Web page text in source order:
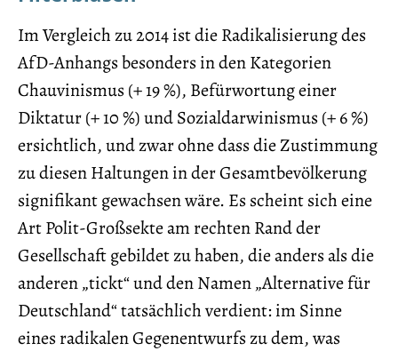
Im Vergleich zu 2014 ist die Radikalisierung des
AfD-Anhangs besonders in den Kategorien
Chauvinismus (+ 19 %), Befürwortung einer
Diktatur (+ 10 %) und Sozialdarwinismus (+ 6 %)
ersichtlich, und zwar ohne dass die Zustimmung
zu diesen Haltungen in der Gesamtbevölkerung
signifikant gewachsen wäre. Es scheint sich eine
Art Polit-Großsekte am rechten Rand der
Gesellschaft gebildet zu haben, die anders als die
anderen „tickt“ und den Namen „Alternative für
Deutschland“ tatsächlich verdient: im Sinne
eines radikalen Gegenentwurfs zu dem, was